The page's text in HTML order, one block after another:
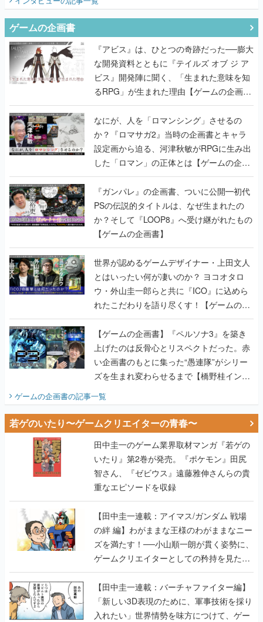
ゲームの企画書
『アビス』は、ひとつの奇跡だった──膨大
な開発資料とともに『テイルズ オブ ジ ア
ビス』開発陣に聞く、「生まれた意味を知
るRPG」が生まれた理由【ゲームの企画
書】
なにが、人を「ロマンシング」させるの
か？『ロマサガ2』当時の企画書とキャラ
設定画から迫る、河津秋敏がRPGに生み出
した「ロマン」の正体とは【ゲームの企画
書】
『ガンパレ』の企画書、ついに公開━初代
PSの伝説的タイトルは、なぜ生まれたの
か？そして『LOOP8』へ受け継がれたもの
【ゲームの企画書】
世界が認めるゲームデザイナー・上田文人
とはいったい何が凄いのか？ ヨコオタロ
ウ・外山圭一郎らと共に『ICO』に込めら
れたこだわりを語り尽くす！【ゲームの企
画書】
【ゲームの企画書】『ペルソナ3』を築き
上げたのは反骨心とリスペクトだった。赤
い企画書のもとに集った“愚連隊”がシリー
ズを生まれ変わらせるまで【橋野桂インタ
ゲームの企画書の記事一覧
若ゲのいたり〜ゲームクリエイターの青春〜
田中圭一のゲーム業界取材マンガ『若ゲの
いたり』第2巻が発売。『ポケモン』田尻
智さん、『ゼビウス』遠藤雅伸さんらの貴
重なエピソードを収録
【田中圭一連載：アイマス/ガンダム 戦場
の絆 編】わがままな王様のわがままなニー
ズを満たす！──小山順一朗が貫く姿勢に、
ゲームクリエイターとしての矜持を見た
【若ゲのいたり最終回】
【田中圭一連載：バーチャファイター編】
「新しい3D表現のために、軍事技術を採り
入れたい」世界情勢を味方につけて、ゲー